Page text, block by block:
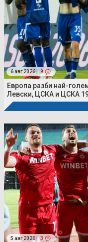
6 авг 2026 | 9
Европа разби най-
Левски, ЦСКА и ЦСКА
5 авг 2026 | 3